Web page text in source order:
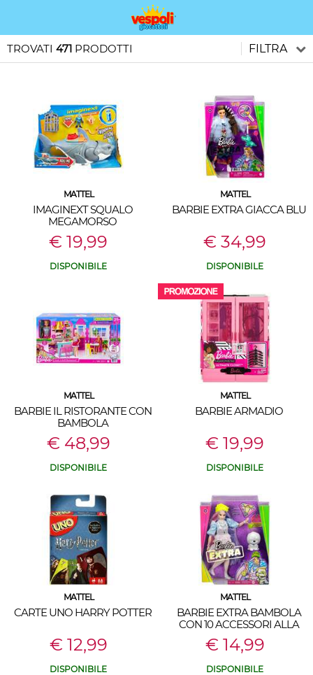
TROVATI 471 PRODOTTI FILTRA
MATTEL
IMAGINEXT SQUALO
MEGAMORSO
€ 19,99
DISPONIBILE
MATTEL
BARBIE EXTRA GIACCA BLU
€ 34,99
DISPONIBILE
MATTEL
BARBIE IL RISTORANTE CON
BAMBOLA
€ 48,99
DISPONIBILE
MATTEL
BARBIE ARMADIO
€ 19,99
DISPONIBILE
MATTEL
CARTE UNO HARRY POTTER
€ 12,99
DISPONIBILE
MATTEL
BARBIE EXTRA BAMBOLA
CON 10 ACCESSORI ALLA
MODA
€ 14,99
DISPONIBILE